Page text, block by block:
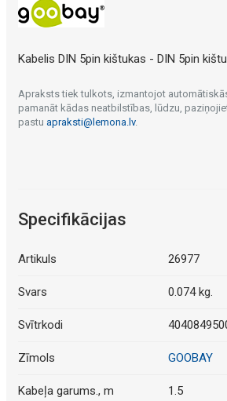
Kabelis DIN 5pin kištukas - DIN 5pin
Apraksts tiek tulkots, izmantojot
pamanāt kādas neatbilstības, lūdzu,
pastu apraksti@lemona.lv.
Specifikācijas
Artikuls 26977
Svars 0.074 kg.
Svītrkodi
Zīmols GOOBAY
Kabeļa garums., m 1.5